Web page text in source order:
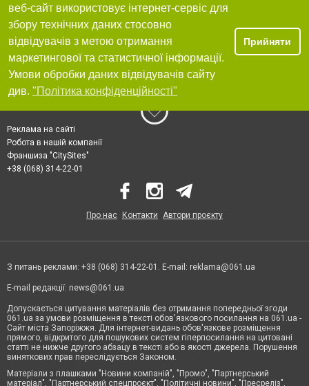
веб-сайт використовує інтернет-сервіс для
збору технічних даних стосовно
відвідувачів з метою отримання
маркетингової та статистичної інформації.
Умови обробки даних відвідувачів сайту
див. "Політика конфіденційності"
Прийняти
Реклама на сайті
Робота в нашій компанії
Франшиза "CitySites"
+38 (068) 314-22-01
Про нас Контакти Автори проєкту
З питань реклами: +38 (068) 314-22-01. E-mail: reklama@061.ua
E-mail редакції: news@061.ua
Допускається цитування матеріалів без отримання попередньої згоди
061.ua за умови розміщення в тексті обов'язкового посилання на 061.ua -
Сайт міста Запоріжжя. Для інтернет-видань обов'язкове розміщення
прямого, відкритого для пошукових систем гіперпосилання на цитовані
статті не нижче другого абзацу в тексті або в якості джерела. Порушення
виняткових прав переслідується Законом.
Матеріали з плашками "Новини компаній", "Промо", "Партнерський
матеріал", "Партнерський спецпроєкт", "Політичні новини", "Пресреліз",